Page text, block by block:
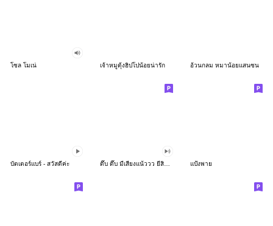
โซล โมเน่ เจ้าหมูดุ้งฮิปโปน้อยน่ารัก อ้วนกลม หมาน้อยแสนซน
บัตเตอร์แบร์ - สวัสดีค่ะ แป้งพาย